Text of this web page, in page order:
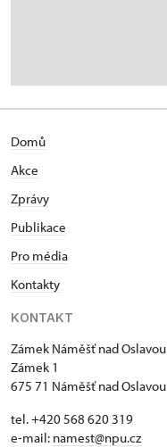
Domů
Akce
Zprávy
Publikace
Pro média
Kontakty
KONTAKT
Zámek Náměšť nad Oslavou
Zámek 1
675 71 Náměšť nad Oslavou
tel. +420 568 620 319
e-mail: namest@npu.cz